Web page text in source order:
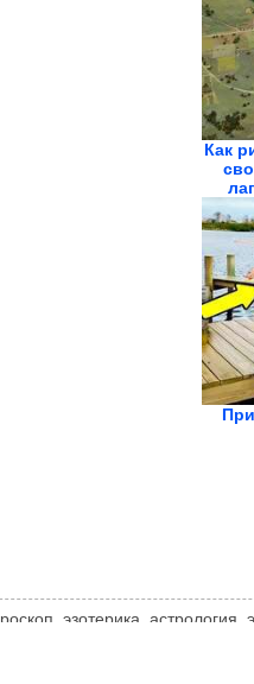
Как
эзотерика,